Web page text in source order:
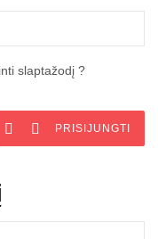
slaptažodį ?
  PRISIJUNGTI